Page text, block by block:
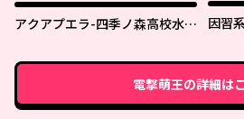
アクアプエラ-四季ノ森高校水泳
因習
電撃萌王の詳細は